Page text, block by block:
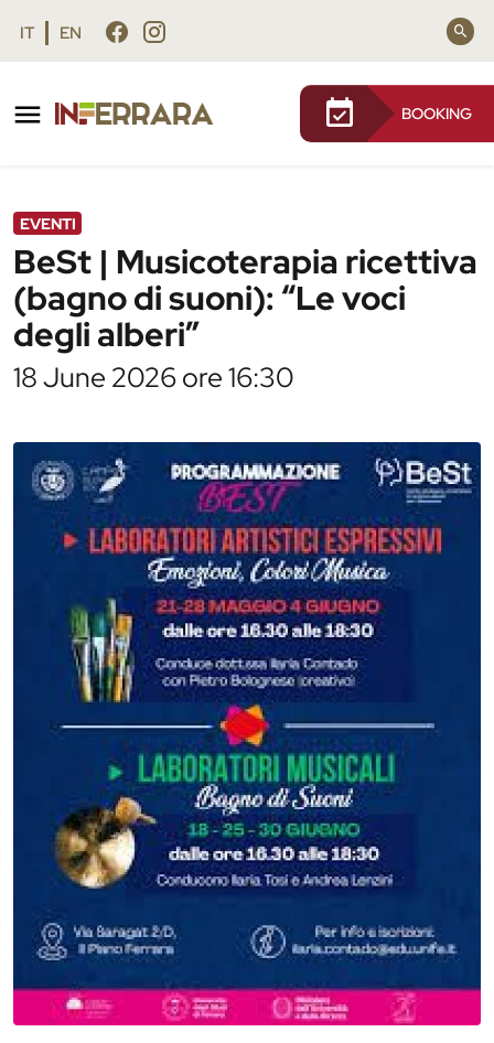
Vai al contenuto principale
Vai al footer
IT EN
BOOKING
BeSt | Musicoterapia ricettiva (bagno di
EVENTI
BeSt | Musicoterapia ricettiva
(bagno di suoni): “Le voci
degli alberi”
18 June 2026 ore 16:30